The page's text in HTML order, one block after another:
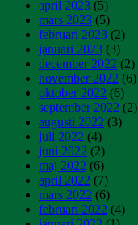
april 2023 (5)
mars 2023 (5)
februari 2023 (2)
januari 2023 (3)
december 2022 (2)
november 2022 (6)
oktober 2022 (6)
september 2022 (2)
augusti 2022 (3)
juli 2022 (4)
juni 2022 (2)
maj 2022 (6)
april 2022 (7)
mars 2022 (6)
februari 2022 (4)